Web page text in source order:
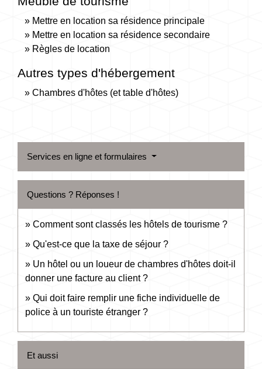
Mettre en location sa résidence principale
Mettre en location sa résidence secondaire
Règles de location
Autres types d'hébergement
Chambres d'hôtes (et table d'hôtes)
Services en ligne et formulaires
Questions ? Réponses !
Comment sont classés les hôtels de tourisme ?
Qu'est-ce que la taxe de séjour ?
Un hôtel ou un loueur de chambres d'hôtes doit-il
donner une facture au client ?
Qui doit faire remplir une fiche individuelle de
police à un touriste étranger ?
Et aussi